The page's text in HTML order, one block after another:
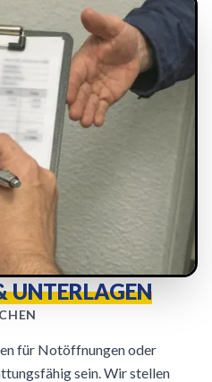
UNTERLAGEN
für Notöffnungen oder
sein. Wir stellen